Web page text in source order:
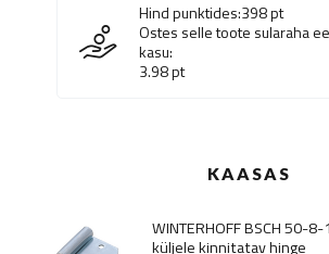
Hind punktides:398pt
Ostes selle toote sularaha
kasu:
3.98pt
KAASAS
WINTERHOFF BSCH 50-
küljele kinnitatav hinge